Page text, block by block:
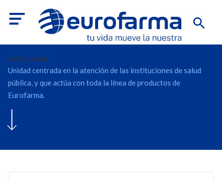
Licitaciones
Unidad centrada en la atención de las instituciones de salud
pública, y que actúa con toda la línea de productos de
Eurofarma.